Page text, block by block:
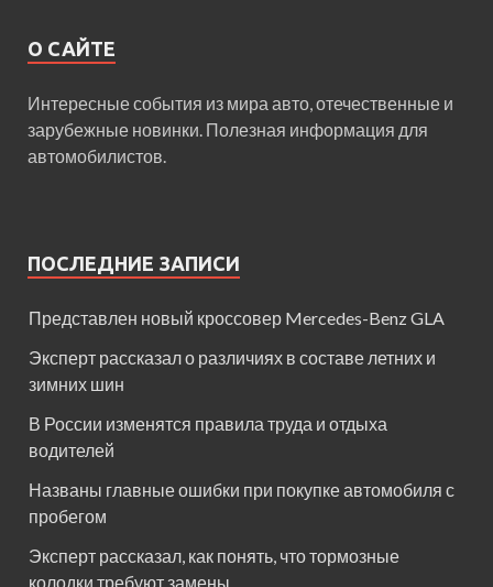
О САЙТЕ
Интересные события из мира авто, отечественные и
зарубежные новинки. Полезная информация для
автомобилистов.
ПОСЛЕДНИЕ ЗАПИСИ
Представлен новый кроссовер Mercedes-Benz GLA
Эксперт рассказал о различиях в составе летних и
зимних шин
В России изменятся правила труда и отдыха
водителей
Названы главные ошибки при покупке автомобиля с
пробегом
Эксперт рассказал, как понять, что тормозные
колодки требуют замены